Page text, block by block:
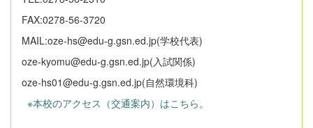
FAX:0278-56-3720
MAIL:oze-hs@edu-g.gsn.ed.jp(学校代表)
oze-kyomu@edu-g.gsn.ed.jp(入試関係)
oze-hs01@edu-g.gsn.ed.jp(自然環境科)
※本校のアクセス（交通案内）はこちら。